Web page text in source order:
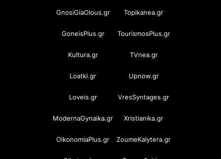
GnosiGiaOlous.gr Topikanea.gr
GoneisPlus.gr TourismosPlus.gr
Kultura.gr TVnea.gr
Loatki.gr Upnow.gr
Loveis.gr VresSyntages.gr
ModernaGynaika.gr Xristianika.gr
OikonomiaPlus.gr ZoumeKalytera.gr